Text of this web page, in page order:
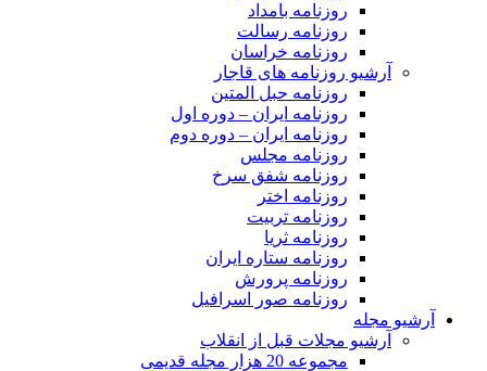
روزنامه بامداد
روزنامه رسالت
روزنامه خراسان
آرشیو روزنامه های قاجار
روزنامه حبل المتین
روزنامه ایران – دوره اول
روزنامه ایران – دوره دوم
روزنامه مجلس
روزنامه شفق سرخ
روزنامه اختر
روزنامه تربیت
روزنامه ثریا
روزنامه ستاره ایران
روزنامه پرورش
روزنامه صور اسرافیل
آرشیو مجله
آرشیو مجلات قبل از انقلاب
مجموعه 20 هزار مجله قدیمی